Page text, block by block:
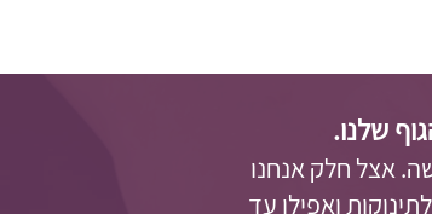
שלנו.
אצל חלק אנחנו
ואפילו עד